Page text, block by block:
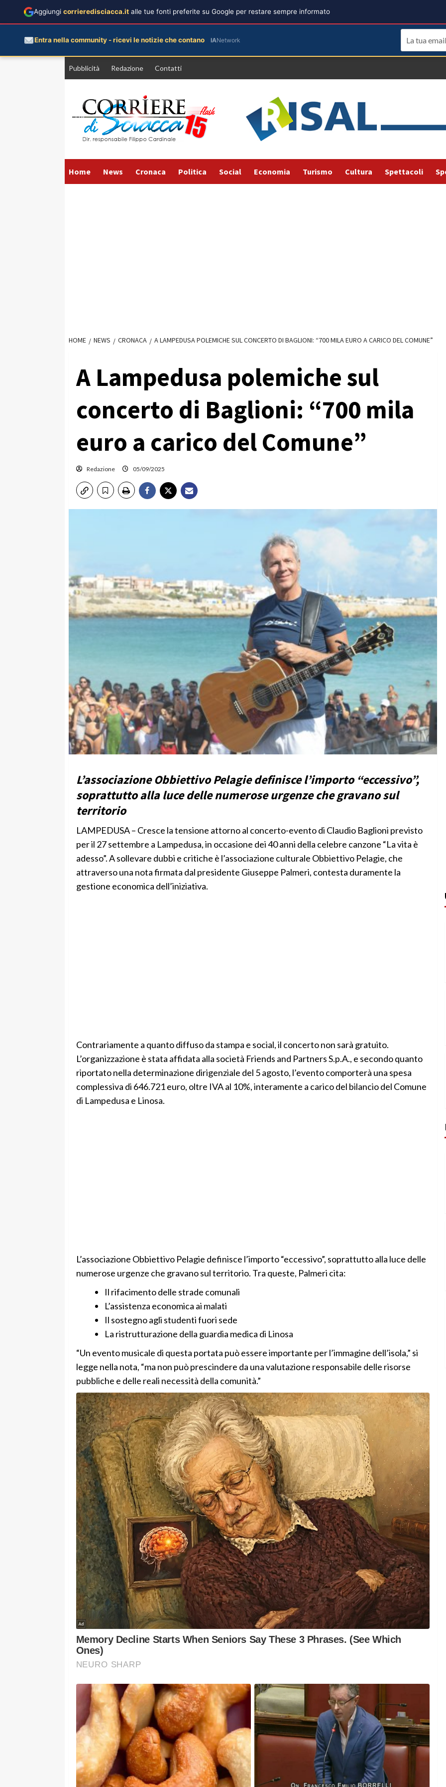
Pubblicità Redazione Contatti
Home News Cronaca Politica Social Economia Turismo Cultura Spettacoli
HOME NEWS CRONACA A LAMPEDUSA POLEMICHE SUL CONCERTO DI BAGLIONI: “700 MILA EURO A CARICO DEL COMUNE”
A Lampedusa polemiche sul
concerto di Baglioni: “700 mila
euro a carico del Comune”
Redazione 05/09/2025
L’associazione Obbiettivo Pelagie definisce l’importo “eccessivo”,
soprattutto alla luce delle numerose urgenze che gravano sul
territorio
LAMPEDUSA – Cresce la tensione attorno al concerto-evento di Claudio Baglioni previsto
per il 27 settembre a Lampedusa, in occasione dei 40 anni della celebre canzone “La vita è
adesso”. A sollevare dubbi e critiche è l’associazione culturale Obbiettivo Pelagie, che
attraverso una nota firmata dal presidente Giuseppe Palmeri, contesta duramente la
gestione economica dell’iniziativa.
Contrariamente a quanto diffuso da stampa e social, il concerto non sarà gratuito.
L’organizzazione è stata affidata alla società Friends and Partners S.p.A., e secondo quanto
riportato nella determinazione dirigenziale del 5 agosto, l’evento comporterà una spesa
complessiva di 646.721 euro, oltre IVA al 10%, interamente a carico del bilancio del Comune
di Lampedusa e Linosa.
L’associazione Obbiettivo Pelagie definisce l’importo “eccessivo”, soprattutto alla luce delle
numerose urgenze che gravano sul territorio. Tra queste, Palmeri cita:
Il rifacimento delle strade comunali
L’assistenza economica ai malati
Il sostegno agli studenti fuori sede
La ristrutturazione della guardia medica di Linosa
“Un evento musicale di questa portata può essere importante per l’immagine dell’isola,” si
legge nella nota, “ma non può prescindere da una valutazione responsabile delle risorse
pubbliche e delle reali necessità della comunità.”
Aggiungi corrieredisciacca.it alle tue fonti preferite su Google per restare sempre informato
Entra nella community - ricevi le notizie che contano IANetwork